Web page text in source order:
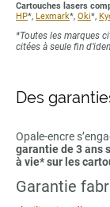
Cartouches lasers
HP*, Lexmark*, Oki*,
*Toutes les marques
citées à seule fin
Des
Opale-encre
garantie de 3 ans
à vie* sur les
Garantie